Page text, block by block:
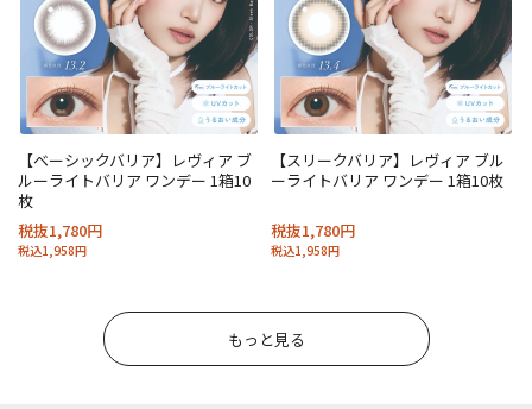
【ベーシックバリア】レヴィア ブ
ルーライトバリア ワンデー 1箱10
枚
税抜1,780円
税込1,958円
【スリークバリア】レヴィア ブル
ーライトバリア ワンデー 1箱10枚
税抜1,780円
税込1,958円
もっと見る